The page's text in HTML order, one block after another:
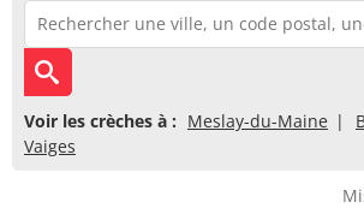
Voir les crèches à : Meslay-du-Maine
Vaiges